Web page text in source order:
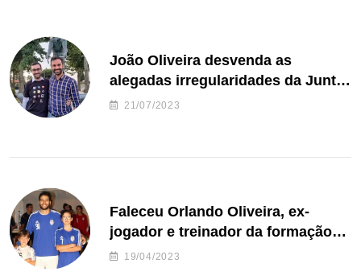
João Oliveira desvenda as
alegadas irregularidades da Junta
de Freguesia S. João de Ver
21/07/2023
Faleceu Orlando Oliveira, ex-
jogador e treinador da formação
de andebol do Feirense
19/04/2023